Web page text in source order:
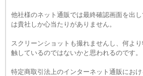
他社様のネット通販では最終確認画面を出
は貴社しか心当たりがありません。
スクリーンショットも撮れませんし、何より
触しているのではないかと思われるのです。
特定商取引法上のインターネット通販にお